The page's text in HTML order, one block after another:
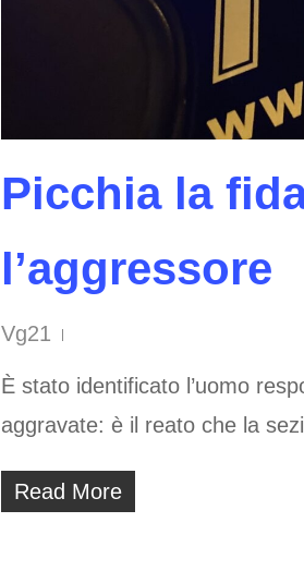
Picchia la
l’aggressore
Vg21
È stato identificato l’uomo
aggravate: è il reato che la
Read More